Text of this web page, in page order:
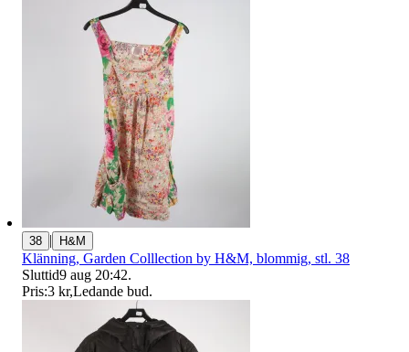
38 | H&M
Klänning, Garden Colllection by H&M, blommig, stl. 38
Sluttid9 aug 20:42.
Pris:3 kr,Ledande bud.